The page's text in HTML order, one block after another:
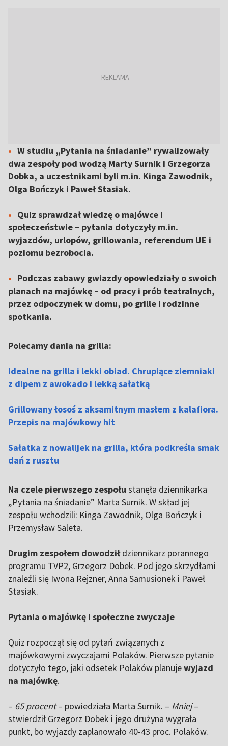
W studiu „Pytania na śniadanie” rywalizowały
dwa zespoły pod wodzą Marty Surnik i Grzegorza
Dobka, a uczestnikami byli m.in. Kinga Zawodnik,
Olga Bończyk i Paweł Stasiak.
Quiz sprawdzał wiedzę o majówce i
społeczeństwie – pytania dotyczyły m.in.
wyjazdów, urlopów, grillowania, referendum UE i
poziomu bezrobocia.
Podczas zabawy gwiazdy opowiedziały o swoich
planach na majówkę – od pracy i prób teatralnych,
przez odpoczynek w domu, po grille i rodzinne
spotkania.
Polecamy dania na grilla:
Idealne na grilla i lekki obiad. Chrupiące ziemniaki
z dipem z awokado i lekką sałatką
Grillowany łosoś z aksamitnym masłem z kalafiora.
Przepis na majówkowy hit
Sałatka z nowalijek na grilla, która podkreśla smak
dań z rusztu
Na czele pierwszego zespołu stanęła dziennikarka
„Pytania na śniadanie” Marta Surnik. W skład jej
zespołu wchodzili: Kinga Zawodnik, Olga Bończyk i
Przemysław Saleta.
Drugim zespołem dowodziłdziennikarz porannego
programu TVP2, Grzegorz Dobek. Pod jego skrzydłami
znaleźli się Iwona Rejzner, Anna Samusionek i Paweł
Stasiak.
Pytania o majówkę i społeczne zwyczaje
Quiz rozpoczął się od pytań związanych z
majówkowymi zwyczajami Polaków. Pierwsze pytanie
dotyczyło tego, jaki odsetek Polaków planujewyjazd
na majówkę.
– 65 procent– powiedziała Marta Surnik. – Mniej–
stwierdził Grzegorz Dobek i jego drużyna wygrała
punkt, bo wyjazdy zaplanowało 40-43 proc. Polaków.